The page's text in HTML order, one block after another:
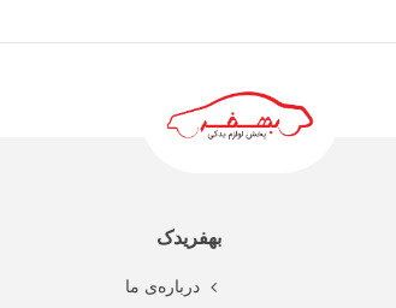
بهفریدک
درباره‌ی ما